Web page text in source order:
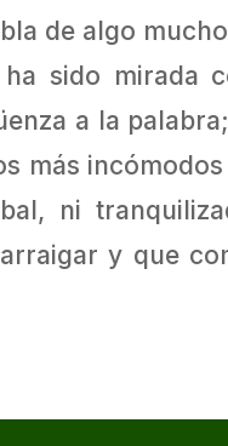
de algo
sido mirada
a la
más
ni
y que